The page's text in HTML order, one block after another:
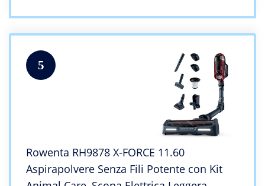
5
Rowenta RH9878 X-FORCE 11.60
Aspirapolvere Senza Fili Potente con Kit